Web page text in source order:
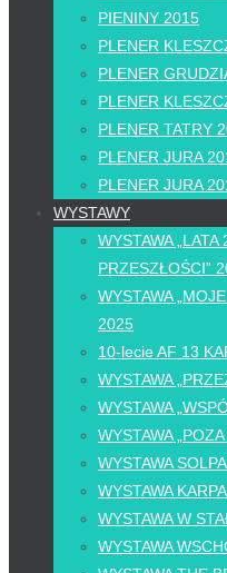
PIENINY 2015
PLENER
PLENER
PLENER
PLENER TATRY
PLENER JURA
PLENER JURA
WYSTAWY
WYSTAWA
PRZESZŁOŚCI”
WYSTAWA
2025
10-lecie AF 13
WYSTAWA
WYSTAWA
WYSTAWA
WYSTAWA
WYSTAWA
WYSTAWA W
WYSTAWA